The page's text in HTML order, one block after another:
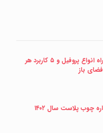
چوب پلاست به همراه انواع پروفیل و ۵ کاربرد هر
باز
چوب پلاست سال ۱۴۰۲